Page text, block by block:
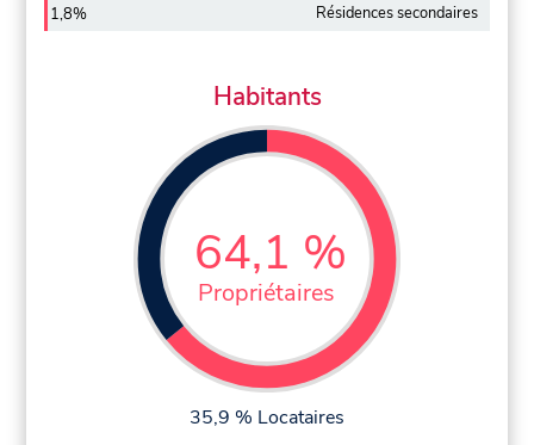
1,8% Résidences secondaires
Habitants
64,1 %
Propriétaires
35,9 % Locataires